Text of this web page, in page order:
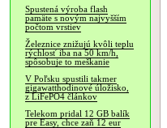
Spustená výroba flash
pamäte s novým najvyšším
počtom vrstiev
Železnice znižujú kvôli teplu
rýchlosť iba na 50 km/h,
spôsobuje to meškanie
V Poľsku spustili takmer
gigawatthodinové úložisko,
z LiFePO4 článkov
Telekom pridal 12 GB balík
pre Easy, chce zaň 12 eur